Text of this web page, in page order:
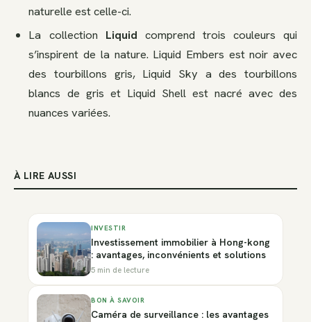
naturelle est celle-ci.
La collection Liquid comprend trois couleurs qui
s’inspirent de la nature. Liquid Embers est noir avec
des tourbillons gris, Liquid Sky a des tourbillons
blancs de gris et Liquid Shell est nacré avec des
nuances variées.
À LIRE AUSSI
INVESTIR
Investissement immobilier à Hong-kong
: avantages, inconvénients et solutions
5 min de lecture
BON À SAVOIR
Caméra de surveillance : les avantages